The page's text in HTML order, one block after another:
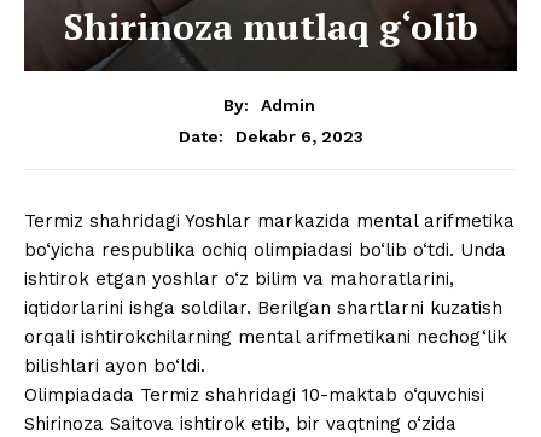
Shirinoza mutlaq g‘olib
By:
Admin
Date:
Dekabr 6, 2023
Termiz shahridagi Yoshlar markazida mental arifmetika
bo‘yicha respublika ochiq olimpiadasi bo‘lib o‘tdi. Unda
ishtirok etgan yoshlar o‘z bilim va mahoratlarini,
iqtidorlarini ishga soldilar. Berilgan shartlarni kuzatish
orqali ishtirokchilarning mental arifmetikani nechog‘lik
bilishlari ayon bo‘ldi.
Olimpiadada Termiz shahridagi 10-maktab o‘quvchisi
Shirinoza Saitova ishtirok etib, bir vaqtning o‘zida